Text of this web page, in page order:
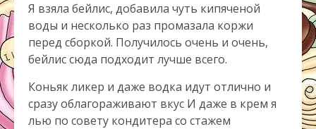
Я взяла бейлис, добавила чуть кипяченой
воды и несколько раз промазала коржи
перед сборкой. Получилось очень и очень,
бейлис сюда подходит лучше всего.
Коньяк ликер и даже водка идут отлично и
сразу облагораживают вкус И даже в крем я
лью по совету кондитера со стажем